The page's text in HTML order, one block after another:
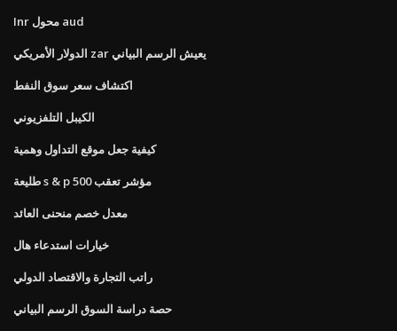
Inr محول aud
الدولار الأمريكي zar يعيش الرسم البياني
اكتشاف سعر سوق النفط
الكيبل التلفزيوني
كيفية جعل موقع التداول وهمية
طليعة s & p 500 مؤشر تعقب
معدل خصم منحنى العائد
خيارات استدعاء هال
راتب التجارة والاقتصاد الدولي
حصة دراسة السوق الرسم البياني